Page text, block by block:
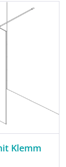
Klemm